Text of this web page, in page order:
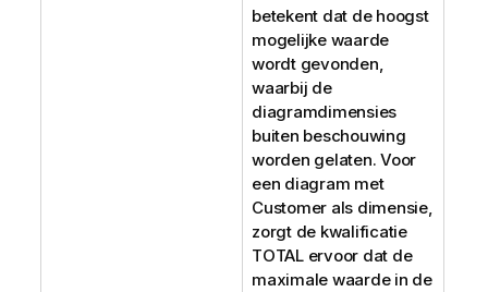
betekent dat de hoogst
mogelijke waarde
wordt gevonden,
waarbij de
diagramdimensies
buiten beschouwing
worden gelaten. Voor
een diagram met
Customer als dimensie,
zorgt de kwalificatie
TOTALervoor dat de
maximale waarde in de